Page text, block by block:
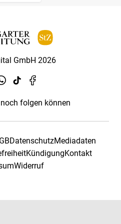
GmbH 2026
folgen können
DatenschutzMediadaten
KündigungKontakt
Widerruf